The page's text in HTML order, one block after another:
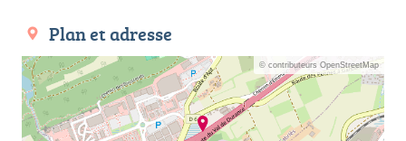
Plan et adresse
© contributeurs OpenStreetMap